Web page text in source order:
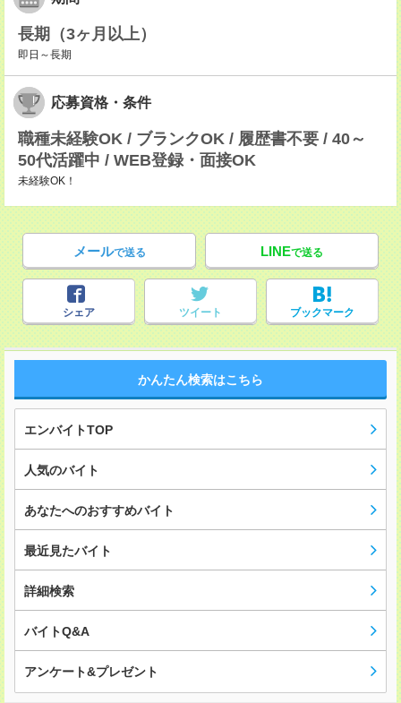
長期（3ヶ月以上）
即日～長期
応募資格・条件
職種未経験OK / ブランクOK / 履歴書不要 / 40～
50代活躍中 / WEB登録・面接OK
未経験OK！
メールで送る LINEで送る
シェア ツイート ブックマーク
かんたん検索はこちら
エンバイトTOP
人気のバイト
あなたへのおすすめバイト
最近見たバイト
詳細検索
バイトQ&A
アンケート&プレゼント